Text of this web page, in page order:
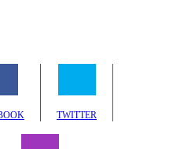
TWITTER